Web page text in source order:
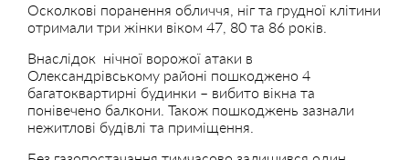
Осколкові поранення обличчя, ніг та грудної клітини
отримали три жінки віком 47, 80 та 86 років.
Внаслідок нічної ворожої атаки в
Олександрівському районі пошкоджено 4
багатоквартирні будинки – вибито вікна та
понівечено балкони. Також пошкоджень зазнали
нежитлові будівлі та приміщення.